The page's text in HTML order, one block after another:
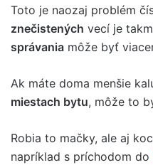
Toto je naozaj problém
znečistených vecí je
správania môže byť
Ak máte doma menšie
miestach bytu, môže to
Robia to mačky, ale aj
napríklad s príchodom do